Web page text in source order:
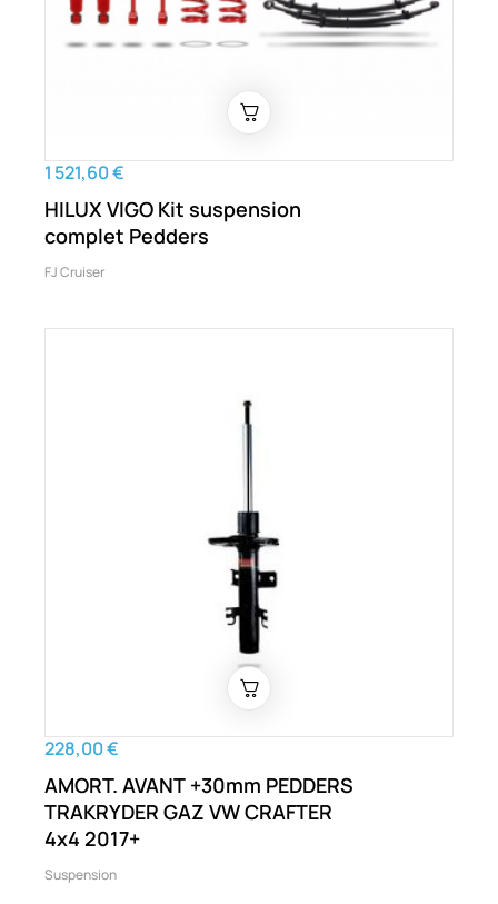
1 521,60 €
HILUX VIGO Kit suspension
complet Pedders
FJ Cruiser
228,00 €
AMORT. AVANT +30mm PEDDERS
TRAKRYDER GAZ VW CRAFTER
4x4 2017+
Suspension